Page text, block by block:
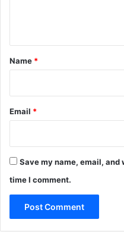
*
Name *
Email *
Save my name, email,
time I comment.